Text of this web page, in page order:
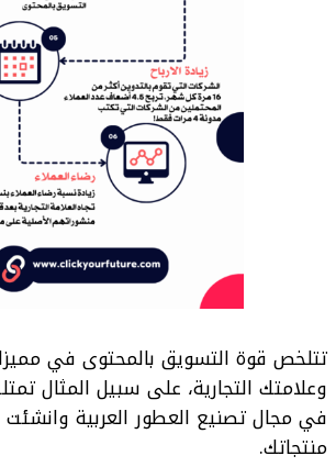
تتلخص قوة التسويق بالمحتوى في
وعلامتك التجارية، على سبيل المثال
في مجال تصنيع العطور العربية
منتجاتك.